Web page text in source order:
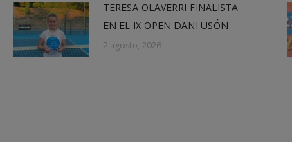
TERESA OLAVERRI FINALISTA
EN EL IX OPEN DANI USÓN
2 agosto, 2026